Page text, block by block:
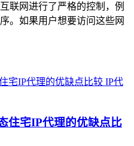
联网进行了严格的控制，例
。如果用户想要访问这些网
IP代
住宅IP代理的优缺点比